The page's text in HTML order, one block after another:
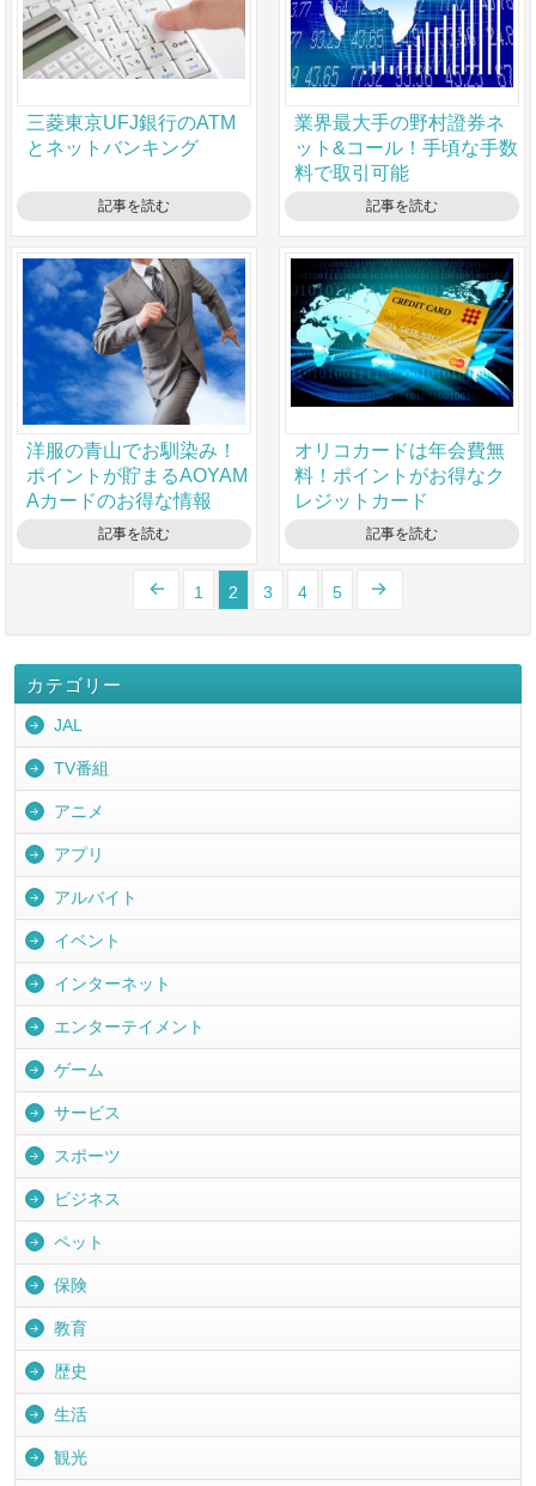
三菱東京UFJ銀行のATM
とネットバンキング
記事を読む
業界最大手の野村證券ネ
ット&コール！手頃な手数
料で取引可能
記事を読む
洋服の青山でお馴染み！
ポイントが貯まるAOYAM
Aカードのお得な情報
記事を読む
オリコカードは年会費無
料！ポイントがお得なク
レジットカード
記事を読む
1 2 3 4 5
カテゴリー
JAL
TV番組
アニメ
アプリ
アルバイト
イベント
インターネット
エンターテイメント
ゲーム
サービス
スポーツ
ビジネス
ペット
保険
教育
歴史
生活
観光